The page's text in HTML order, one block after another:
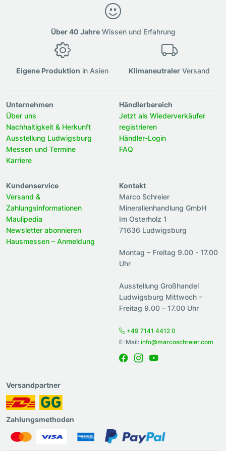
Über 40 JahreWissen und Erfahrung
Eigene Produktion in Asien Klimaneutraler Versand
Unternehmen
Über uns
Nachhaltigkeit & Herkunft
Ausstellung Ludwigsburg
Messen und Termine
Karriere
Händlerbereich
Jetzt als Wiederverkäufer
registrieren
Händler-Login
FAQ
Kundenservice
Versand &
Zahlungsinformationen
Maulipedia
Newsletter abonnieren
Hausmessen – Anmeldung
Kontakt
Marco Schreier
Mineralienhandlung GmbH
Im Osterholz 1
71636 Ludwigsburg
Montag – Freitag 9.00 - 17.00
Uhr
Ausstellung Großhandel
Ludwigsburg Mittwoch –
Freitag 9.00 – 17.00 Uhr
+49 7141 4412 0
E-Mail: info@marcoschreier.com
Versandpartner
Zahlungsmethoden